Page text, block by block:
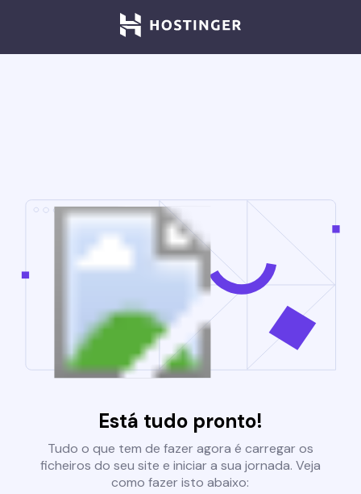
Está tudo pronto!
Tudo o que tem de fazer agora é carregar os
ficheiros do seu site e iniciar a sua jornada. Veja
como fazer isto abaixo: